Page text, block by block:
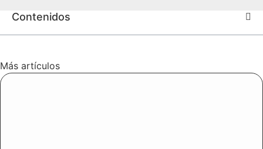
Contenidos
Más artículos